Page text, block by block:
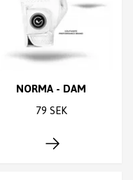
NORMA - DAM
79 SEK